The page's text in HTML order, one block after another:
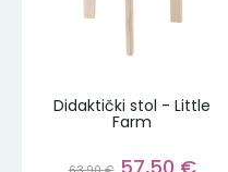
Didaktički stol - Little
Farm